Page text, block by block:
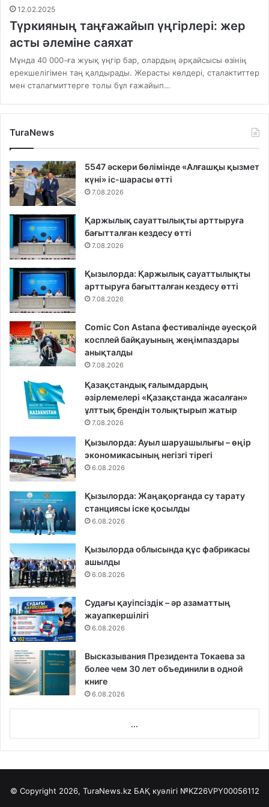
12.02.2025
Түркияның таңғажайып үңгірлері: жер
асты әлеміне саяхат
Мұнда 40 000-ға жуық үңгір бар, олардың әрқайсысы өзінің
ерекшелігімен таң қалдырады. Жерасты көлдері, сталактиттер
мен сталагмиттерге толы бұл ғажайып…
TuraNews
5547 әскери бөлімінде «Алғашқы қызмет
күні» іс-шарасы өтті
7.08.2026
Қаржылық сауаттылықты арттыруға
бағытталған кездесу өтті
7.08.2026
Қызылорда: Қаржылық сауаттылықты
арттыруға бағытталған кездесу өтті
7.08.2026
Comic Con Astana фестивалінде әуесқой
косплей байқауының жеңімпаздары
анықталды
7.08.2026
Қазақстандық ғалымдардың
әзірлемелері «Қазақстанда жасалған»
ұлттық брендін толықтырып жатыр
7.08.2026
Қызылорда: Ауыл шаруашылығы – өңір
экономикасының негізгі тірегі
6.08.2026
Қызылорда: Жаңақорғанда су тарату
станциясы іске қосылды
6.08.2026
Қызылорда облысында құс фабрикасы
ашылды
6.08.2026
Судағы қауіпсіздік – әр азаматтың
жауапкершілігі
6.08.2026
Высказывания Президента Токаева за
более чем 30 лет объединили в одной
книге
6.08.2026
...
© Copyright 2026, TuraNews.kz БАҚ куәлігі №KZ26VPY00056112